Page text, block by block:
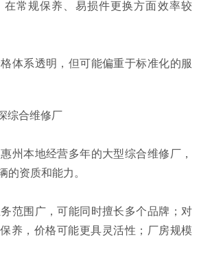
在常规保养、易损件更换方面效率较
体系透明，但可能偏重于标准化的服
综合维修厂
州本地经营多年的大型综合维修厂，
的资质和能力。
范围广，可能同时擅长多个品牌；对
养，价格可能更具灵活性；厂房规模